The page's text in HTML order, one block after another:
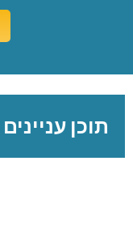
תוכן עניינים